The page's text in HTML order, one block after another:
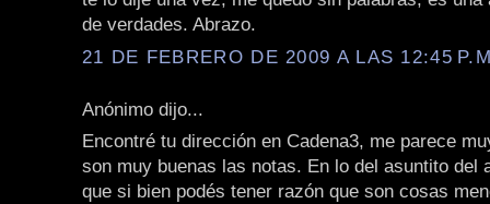
de verdades. Abrazo.
21 DE FEBRERO DE 2009 A LAS 12:45
Anónimo dijo...
Encontré tu dirección en Cadena3, me parece
son muy buenas las notas. En lo del asuntito del
que si bien podés tener razón que son cosas